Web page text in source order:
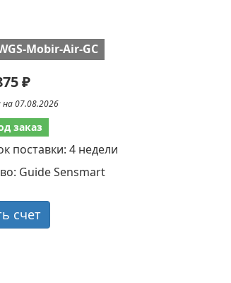
Mobir-Air-GС
₽
07.08.2026
заказ
поставки: 4 недели
Guide Sensmart
счет